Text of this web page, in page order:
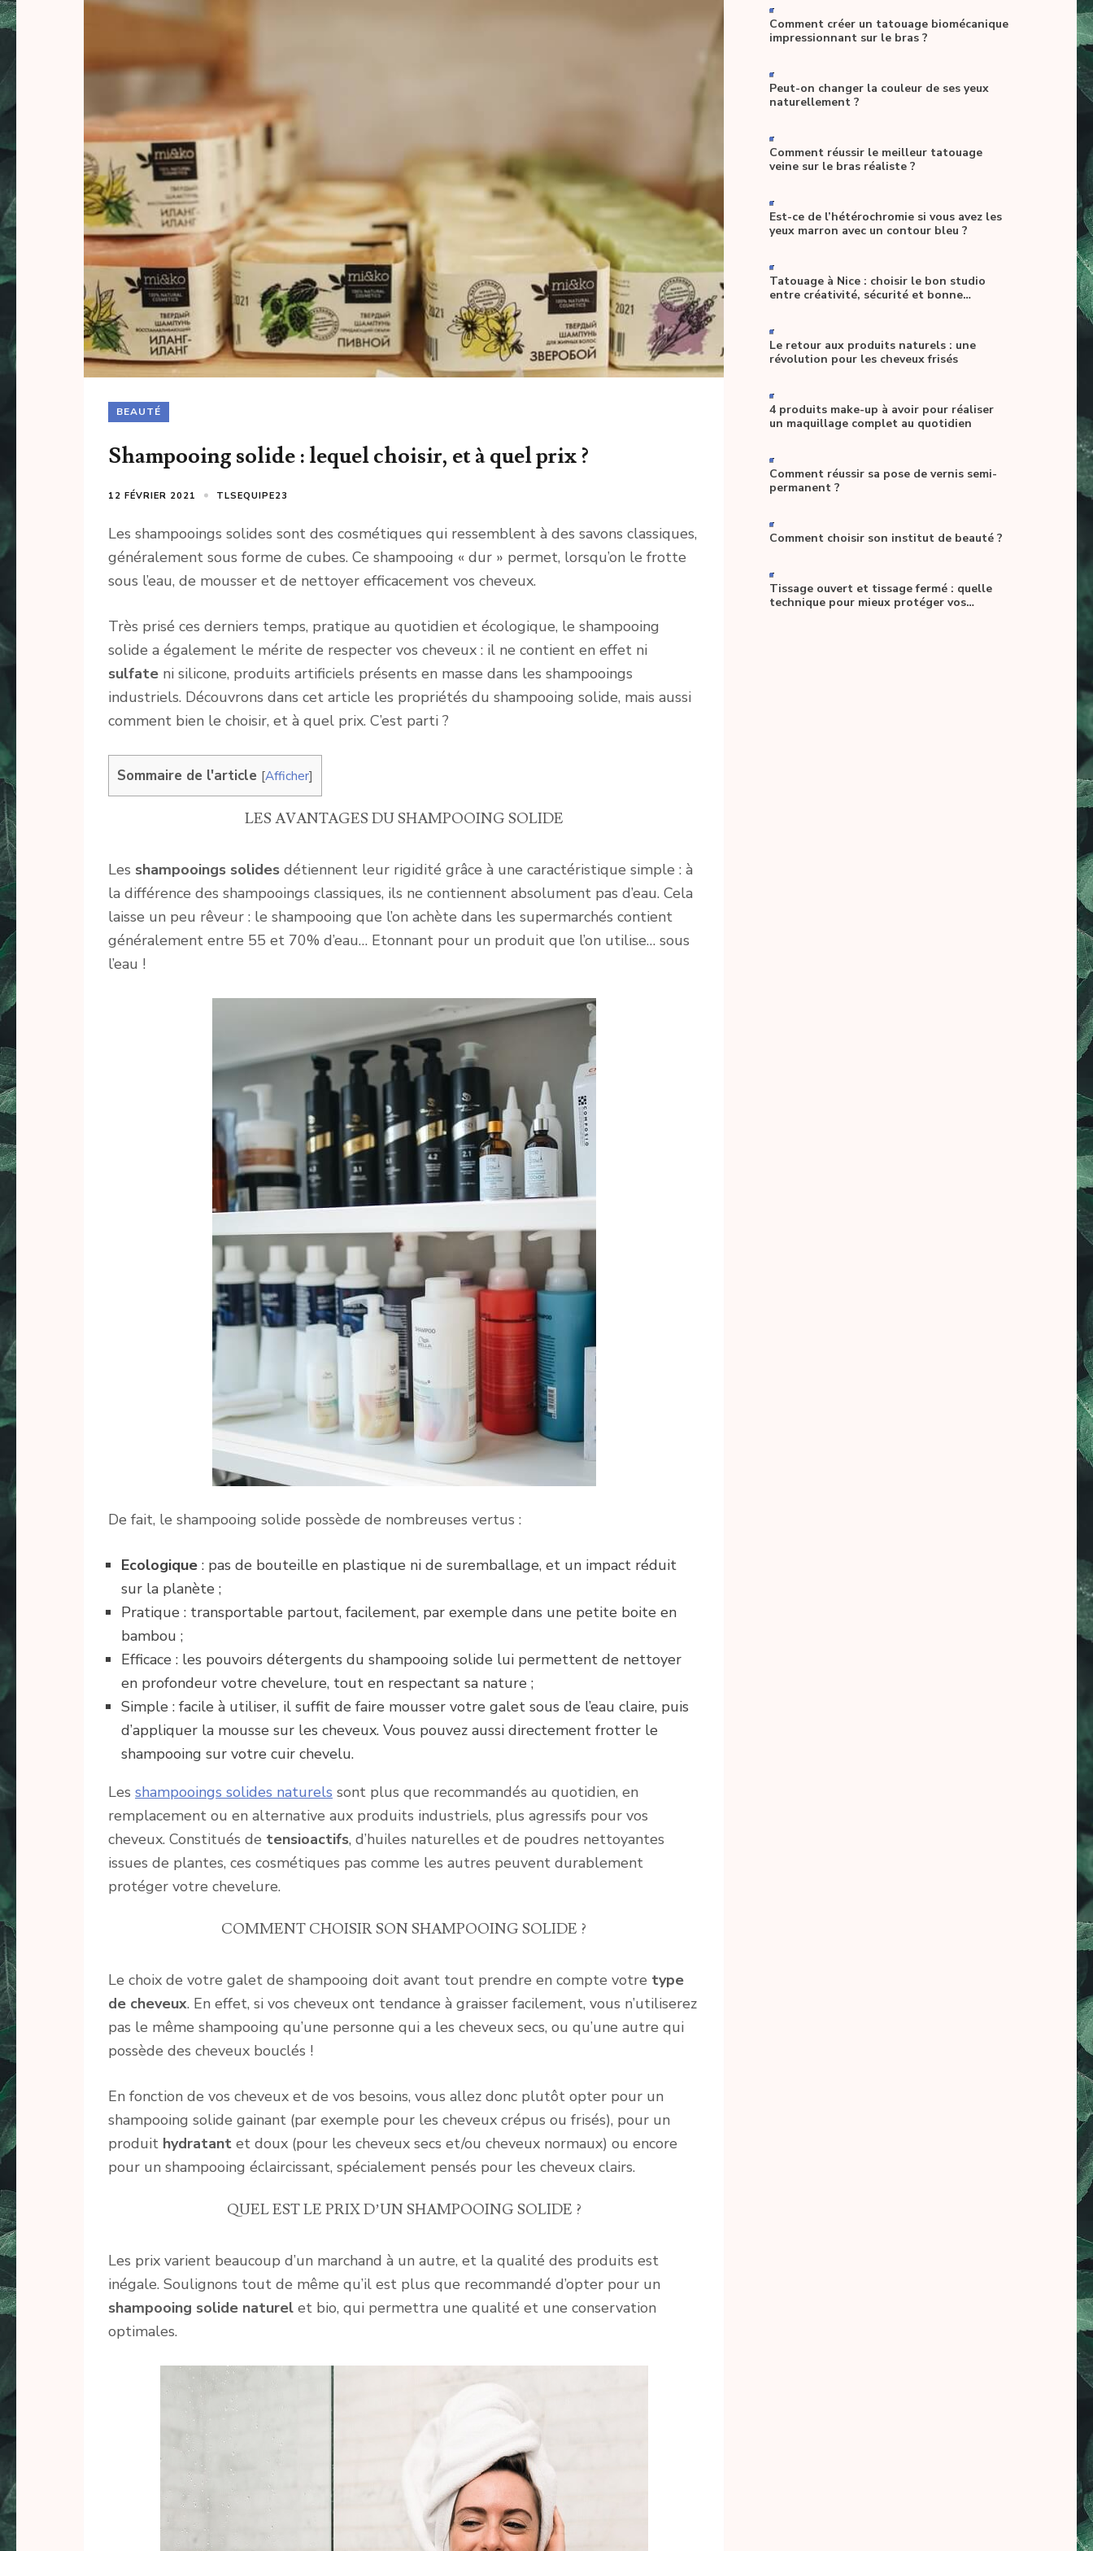
BEAUTÉ
Shampooing solide : lequel choisir, et à quel prix ?
12 FÉVRIER 2021 TLSEQUIPE23
Les shampooings solides sont des cosmétiques qui ressemblent à des savons classiques,
généralement sous forme de cubes. Ce shampooing « dur » permet, lorsqu’on le frotte
sous l’eau, de mousser et de nettoyer efficacement vos cheveux.
Très prisé ces derniers temps, pratique au quotidien et écologique, le shampooing
solide a également le mérite de respecter vos cheveux : il ne contient en effet ni
sulfate ni silicone, produits artificiels présents en masse dans les shampooings
industriels. Découvrons dans cet article les propriétés du shampooing solide, mais aussi
comment bien le choisir, et à quel prix. C’est parti ?
Sommaire de l'article [Afficher]
LES AVANTAGES DU SHAMPOOING SOLIDE
Les shampooings solides détiennent leur rigidité grâce à une caractéristique simple : à
la différence des shampooings classiques, ils ne contiennent absolument pas d’eau. Cela
laisse un peu rêveur : le shampooing que l’on achète dans les supermarchés contient
généralement entre 55 et 70% d’eau… Etonnant pour un produit que l’on utilise… sous
l’eau !
De fait, le shampooing solide possède de nombreuses vertus :
Ecologique : pas de bouteille en plastique ni de suremballage, et un impact réduit
sur la planète ;
Pratique : transportable partout, facilement, par exemple dans une petite boite en
bambou ;
Efficace : les pouvoirs détergents du shampooing solide lui permettent de nettoyer
en profondeur votre chevelure, tout en respectant sa nature ;
Simple : facile à utiliser, il suffit de faire mousser votre galet sous de l’eau claire, puis
d’appliquer la mousse sur les cheveux. Vous pouvez aussi directement frotter le
shampooing sur votre cuir chevelu.
Les shampooings solides naturels sont plus que recommandés au quotidien, en
remplacement ou en alternative aux produits industriels, plus agressifs pour vos
cheveux. Constitués de tensioactifs, d’huiles naturelles et de poudres nettoyantes
issues de plantes, ces cosmétiques pas comme les autres peuvent durablement
protéger votre chevelure.
COMMENT CHOISIR SON SHAMPOOING SOLIDE ?
Le choix de votre galet de shampooing doit avant tout prendre en compte votre type
de cheveux. En effet, si vos cheveux ont tendance à graisser facilement, vous n’utiliserez
pas le même shampooing qu’une personne qui a les cheveux secs, ou qu’une autre qui
possède des cheveux bouclés !
En fonction de vos cheveux et de vos besoins, vous allez donc plutôt opter pour un
shampooing solide gainant (par exemple pour les cheveux crépus ou frisés), pour un
produit hydratant et doux (pour les cheveux secs et/ou cheveux normaux) ou encore
pour un shampooing éclaircissant, spécialement pensés pour les cheveux clairs.
QUEL EST LE PRIX D’UN SHAMPOOING SOLIDE ?
Les prix varient beaucoup d’un marchand à un autre, et la qualité des produits est
inégale. Soulignons tout de même qu’il est plus que recommandé d’opter pour un
shampooing solide naturel et bio, qui permettra une qualité et une conservation
optimales.
-
Comment créer un tatouage biomécanique
impressionnant sur le bras ?
-
Peut-on changer la couleur de ses yeux
naturellement ?
-
Comment réussir le meilleur tatouage
veine sur le bras réaliste ?
-
Est-ce de l’hétérochromie si vous avez les
yeux marron avec un contour bleu ?
-
Tatouage à Nice : choisir le bon studio
entre créativité, sécurité et bonne
-
Le retour aux produits naturels : une
révolution pour les cheveux frisés
-
4 produits make-up à avoir pour réaliser
un maquillage complet au quotidien
-
Comment réussir sa pose de vernis semi-
permanent ?
-
Comment choisir son institut de beauté ?
-
Tissage ouvert et tissage fermé : quelle
technique pour mieux protéger vos